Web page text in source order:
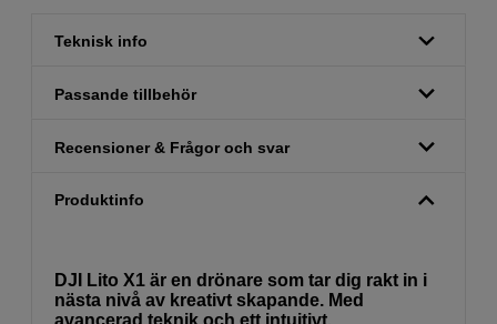
Teknisk info
Passande tillbehör
Recensioner & Frågor och svar
Produktinfo
DJI Lito X1 är en drönare som tar dig rakt in i
nästa nivå av kreativt skapande. Med
avancerad teknik och ett intuitivt,